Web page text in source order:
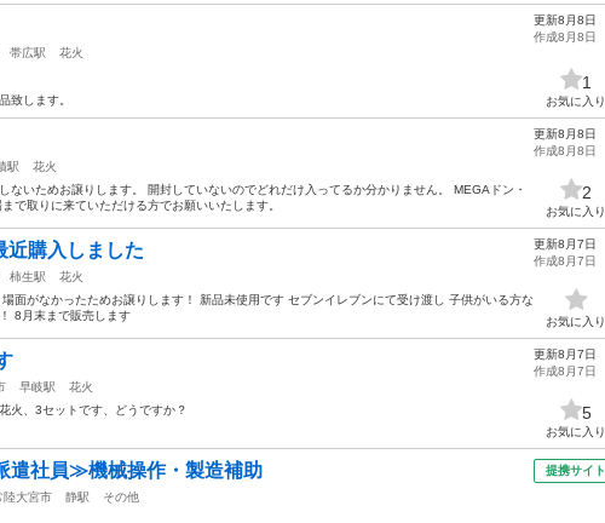
帯広駅
花火
致します。
更新8月8日
作成8月8日
1
お気に入り
駅
花火
ないためお譲りします。 開封していないのでどれだけ入ってるか分かりません。 MEGAドン・
で取りに来ていただける方でお願いいたします。
更新8月8日
作成8月8日
2
お気に入り
近購入しました
柿生駅
花火
面がなかったためお譲りします！ 新品未使用です セブンイレブンにて受け渡し 子供がいる方な
8月末まで販売します
更新8月7日
作成8月7日
お気に入り
早岐駅
花火
火、3セットです、どうですか？
更新8月7日
作成8月7日
5
お気に入り
遣社員≫機械操作・製造補助
陸大宮市 静駅 その他
提携サイト